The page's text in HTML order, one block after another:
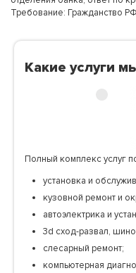
Требование: Гражданство РФ
Какие услуги
Полный комплекс услуг
установка и
кузовной ремонт и
автоэлектрика и
3d сход-развал,
слесарный ремонт;
компьютерная